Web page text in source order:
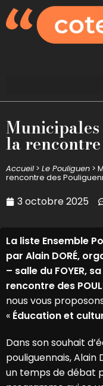
la
Accueil> Le Pouliguen >
rencontre des
3 octobre 2025
La liste Ensemble
par Alain DORÉ,
– salle du FOYER,
rencontre des
nous vous
« Éducation et
Dans son souhait
pouliguennais, Alain
un temps de débat